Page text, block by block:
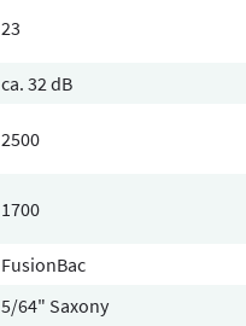
23
ca. 32 dB
2500
1700
FusionBac
5/64" Saxony